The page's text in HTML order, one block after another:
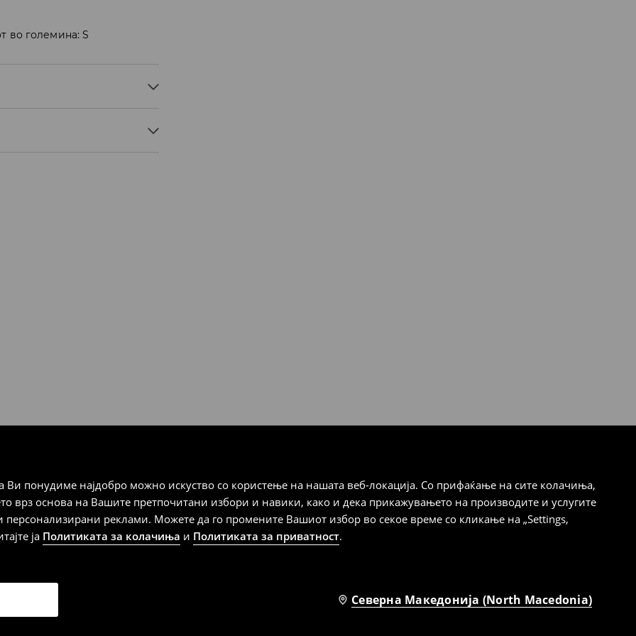
понудиме најдобро можно искуство со користење на нашата веб-локација. Со прифаќање на сите колачиња,
врз основа на Вашите претпочитани избори и навики, како и дека прикажувањето на производите и услугите
реклами. Можете да го промените Вашиот избор во секое време со кликање на „Settings,
ја Политиката за колачиња и Политиката за приватност.
Северна Македонија (North Macedonia)
во големина: S
2% ЕЛАСТАН
од тој датум да се
производи. Ако
артиклите, тоа може да го
производот може да